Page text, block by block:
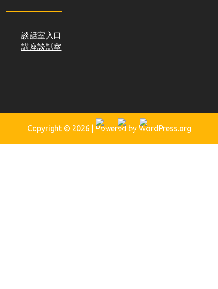
談話室入口
講座談話室
Copyright © 2026 | Powered by WordPress.org